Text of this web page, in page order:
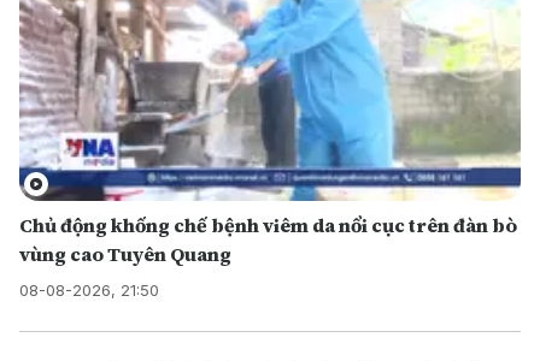
Chủ động khống chế bệnh viêm da nổi cục trên đàn bò
vùng cao Tuyên Quang
08-08-2026, 21:50